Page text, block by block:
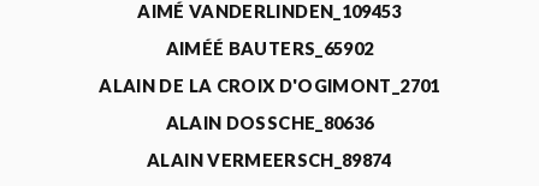
AIMÉ VANDERLINDEN_109453
AIMÉÉ BAUTERS_65902
ALAIN DE LA CROIX D'OGIMONT_2701
ALAIN DOSSCHE_80636
ALAIN VERMEERSCH_89874